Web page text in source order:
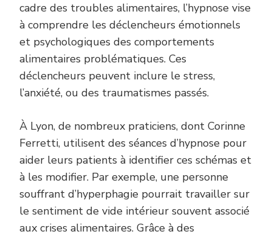
cadre des troubles alimentaires, l’hypnose vise
à comprendre les déclencheurs émotionnels
et psychologiques des comportements
alimentaires problématiques. Ces
déclencheurs peuvent inclure le stress,
l’anxiété, ou des traumatismes passés.
À Lyon, de nombreux praticiens, dont Corinne
Ferretti, utilisent des séances d’hypnose pour
aider leurs patients à identifier ces schémas et
à les modifier. Par exemple, une personne
souffrant d’hyperphagie pourrait travailler sur
le sentiment de vide intérieur souvent associé
aux crises alimentaires. Grâce à des